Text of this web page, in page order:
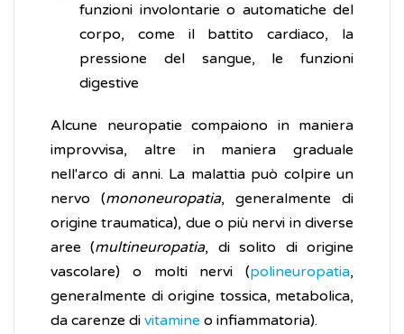
funzioni involontarie o automatiche del
corpo, come il battito cardiaco, la
pressione del sangue, le funzioni
digestive
Alcune neuropatie compaiono in maniera
improvvisa, altre in maniera graduale
nell'arco di anni. La malattia può colpire un
nervo (mononeuropatia, generalmente di
origine traumatica), due o più nervi in diverse
aree (multineuropatia, di solito di origine
vascolare) o molti nervi (polineuropatia,
generalmente di origine tossica, metabolica,
da carenze di vitamine o infiammatoria).